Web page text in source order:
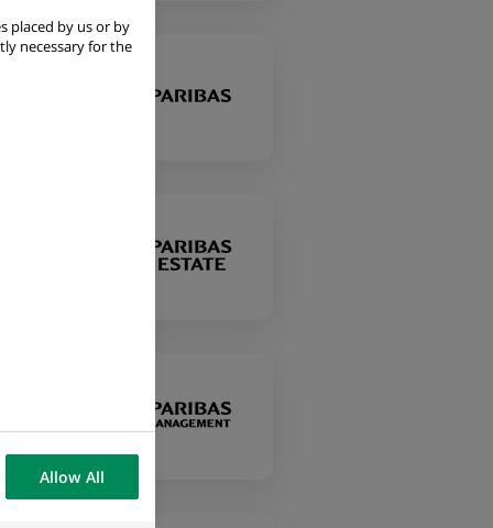
placed by us or by
necessary for the
Allow All